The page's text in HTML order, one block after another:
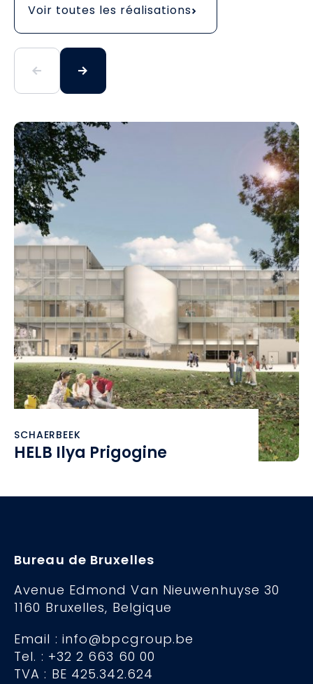
Voir toutes les réalisations
SCHAERBEEK
HELB Ilya Prigogine
Bureau de Bruxelles
Avenue Edmond Van Nieuwenhuyse 30
1160 Bruxelles, Belgique
Email : info@bpcgroup.be
Tel. : +32 2 663 60 00
TVA : BE 425.342.624